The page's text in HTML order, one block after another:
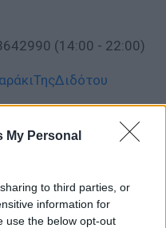
My Personal
to third parties, or
information for
use the below opt-out
(14:00 - 22:00)